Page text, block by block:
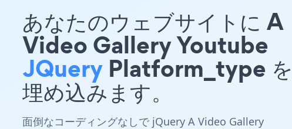
あなたのウェブサイトに A
Video Gallery Youtube
JQuery Platform_type を
埋め込みます。
面倒なコーディングなしで jQuery A Video Gallery